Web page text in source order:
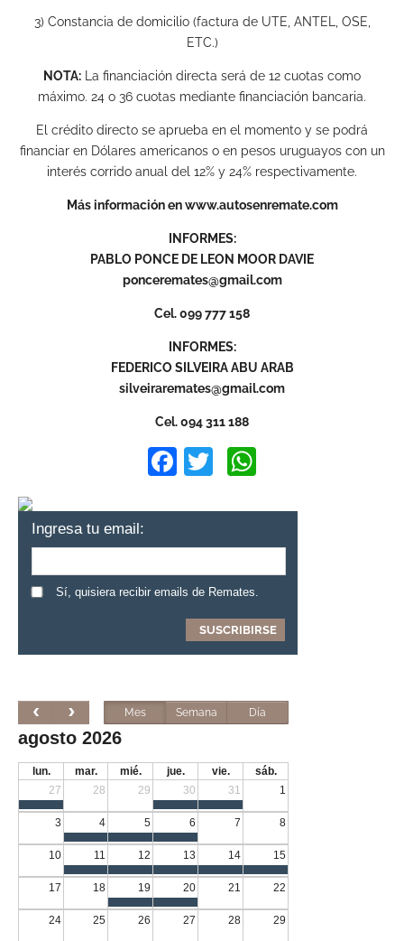
3) Constancia de domicilio (factura de UTE, ANTEL, OSE,
ETC.)
NOTA: La financiación directa será de 12 cuotas como
máximo. 24 o 36 cuotas mediante financiación bancaria.
El crédito directo se aprueba en el momento y se podrá
financiar en Dólares americanos o en pesos uruguayos con un
interés corrido anual del 12% y 24% respectivamente.
Más información en www.autosenremate.com
INFORMES:
PABLO PONCE DE LEON MOOR DAVIE
ponceremates@gmail.com
Cel. 099 777 158
INFORMES:
FEDERICO SILVEIRA ABU ARAB
silveiraremates@gmail.com
Cel. 094 311 188
Facebook
Twitter
Ingresa tu email:
Sí, quisiera recibir emails de Remates.
Mes Semana Día
agosto 2026
lun. mar. mié. jue. vie.
sáb.
27
28 29 30 31 1
3 4 5 6 7 8
10 11 12 13 14 15
17 18 19 20 21 22
24 25 26 27 28 29